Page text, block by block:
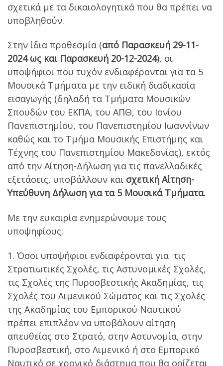
σχετικά με τα δικαιολογητικά που θα πρέπει να
υποβληθούν.
Στην ίδια προθεσμία (από Παρασκευή 29-11-
2024 ως και Παρασκευή 20-12-2024), οι
υποψήφιοι που τυχόν ενδιαφέρονται για τα 5
Μουσικά Τμήματα με την ειδική διαδικασία
εισαγωγής (δηλαδή τα Τμήματα Μουσικών
Σπουδών του ΕΚΠΑ, του ΑΠΘ, του Ιονίου
Πανεπιστημίου, του Πανεπιστημίου Ιωαννίνων
καθώς και το Τμήμα Μουσικής Επιστήµης και
Τέχνης του Πανεπιστηµίου Μακεδονίας), εκτός
από την Αίτηση-Δήλωση για τις πανελλαδικές
εξετάσεις, υποβάλλουν και σχετική Αίτηση-
Υπεύθυνη Δήλωση για τα 5 Μουσικά Τμήματα.
Με την ευκαιρία ενημερώνουμε τους
υποψηφίους:
1. Όσοι υποψήφιοι ενδιαφέρονται για τις
Στρατιωτικές Σχολές, τις Αστυνομικές Σχολές,
τις Σχολές της Πυροσβεστικής Ακαδημίας, τις
Σχολές του Λιμενικού Σώματος και τις Σχολές
της Ακαδημίας του Εμπορικού Ναυτικού
πρέπει επιπλέον να υποβάλουν αίτηση
απευθείας στο Στρατό, στην Αστυνομία, στην
Πυροσβεστική, στο Λιμενικό ή στο Εμπορικό
Ναυτικό σε χρονικό διάστημα που θα ορίζεται